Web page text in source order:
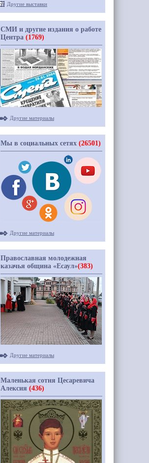
Другие выставки
СМИ и другие издания о работе
Центра (1769)
Другие материалы
Мы в социальных сетях (26501)
Другие материалы
Православная молодежная
казачья община «Есаул»(383)
Другие материалы
Маленькая сотня Цесаревича
Алексия (436)